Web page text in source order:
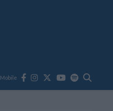
Mobile